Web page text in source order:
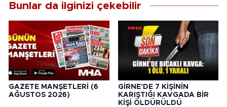
Bunlar da ilginizi çekebilir
GAZETE MANŞETLERİ (6
AĞUSTOS 2026)
GİRNE'DE 7 KİŞİNİN
KARIŞTIĞI KAVGADA BİR
KİŞİ ÖLDÜRÜLDÜ